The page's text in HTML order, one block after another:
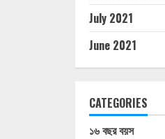
July 2021
June 2021
CATEGORIES
১৬ বছর বয়স